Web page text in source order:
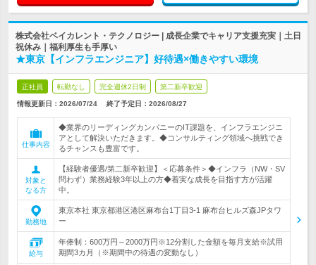
株式会社ベイカレント・テクノロジー | 成長企業でキャリア支援充実｜土日
祝休み｜福利厚生も手厚い
★東京【インフラエンジニア】好待遇×働きやすい環境
正社員 転勤なし 完全週休2日制 第二新卒歓迎
情報更新日：2026/07/24 終了予定日： 2026/08/27
仕事内容
◆業界のリーディングカンパニーのIT課題を、インフラエンジニ
アとして解決いただきます。◆コンサルティング領域へ挑戦でき
るチャンスも豊富です。
対象と
なる方
【経験者優遇/第二新卒歓迎】＜応募条件＞◆インフラ（NW・SV
問わず）業務経験3年以上の方◆着実な成長を目指す方が活躍
中。
勤務地
東京本社 東京都港区港区麻布台1丁目3-1 麻布台ヒルズ森JPタワ
ー
給与
年俸制：600万円～2000万円※12分割した金額を毎月支給※試用
期間3カ月（※期間中の待遇の変動なし）